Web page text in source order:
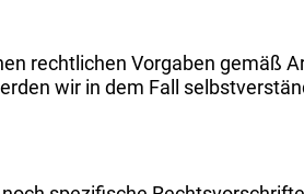
rechtlichen Vorgaben gemäß
wir in dem Fall